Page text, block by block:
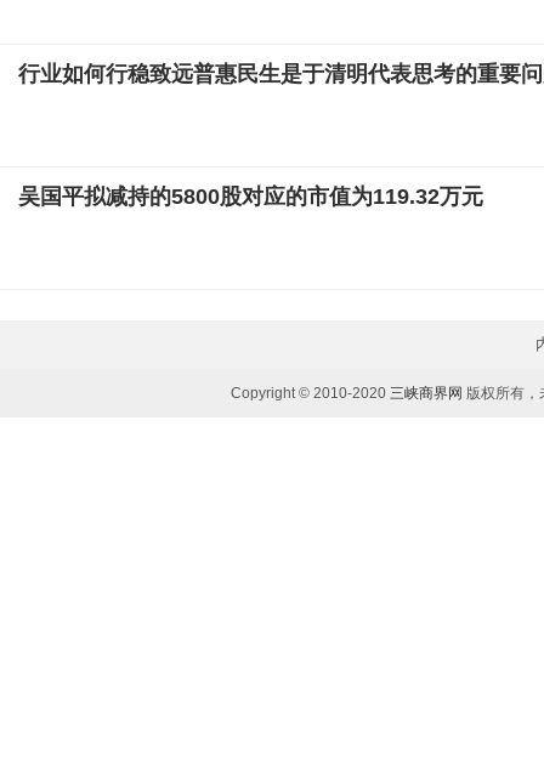
行业如何行稳致远普惠民生是于清明代表思考的重要
吴国平拟减持的5800股对应的市值为119.32万元
Copyright © 2010-2020 三峡商界网 版权所有